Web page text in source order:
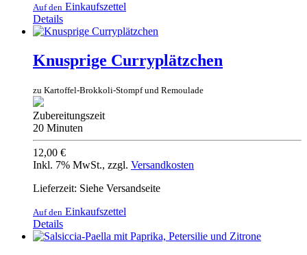
Auf den Einkaufszettel
Details
Knusprige Curryplätzchen
zu Kartoffel-Brokkoli-Stompf und Remoulade
Zubereitungszeit
20 Minuten
12,00 €
Inkl. 7% MwSt., zzgl. Versandkosten
Lieferzeit: Siehe Versandseite
Auf den Einkaufszettel
Details